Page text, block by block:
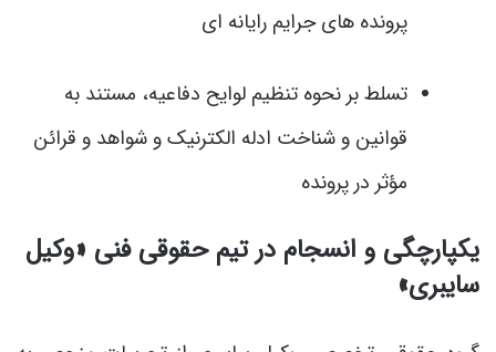
پرونده های جرایم رایانه ای
تسلط بر نحوه تنظیم لوایح دفاعیه، مستند به
قوانین و شناخت ادله الکترنیک و شواهد و قرائن
مؤثر در پرونده
یکپارچگی و انسجام در تیم حقوقی فنی «وکیل
سایبری»